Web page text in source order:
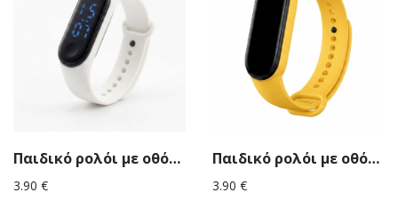
Παιδικό ρολόι με οθόνη led λευκό
3.90 €
Παιδικό ρολόι με οθόνη led κίτρινο
3.90 €